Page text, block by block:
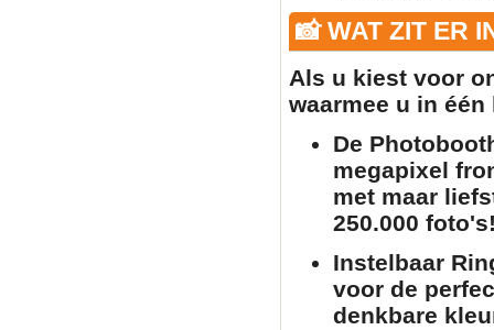
📸 WAT ZIT ER
Als u kiest voor
waarmee u in
De
megapixel
met maar
250.000
Instelbaar
voor de
denkbare